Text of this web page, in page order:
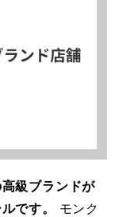
級ブランドが
です。
モンク